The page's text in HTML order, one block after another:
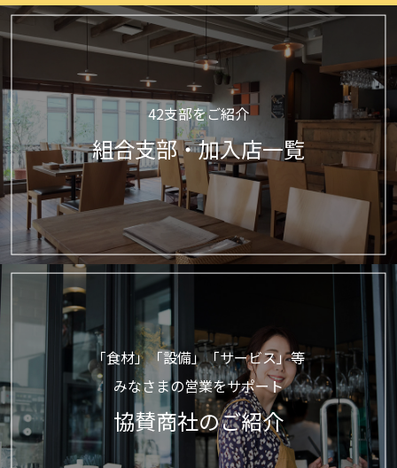
42支部をご紹介
組合支部・加入店一覧
「食材」「設備」「サービス」等
みなさまの営業をサポート
協賛商社のご紹介